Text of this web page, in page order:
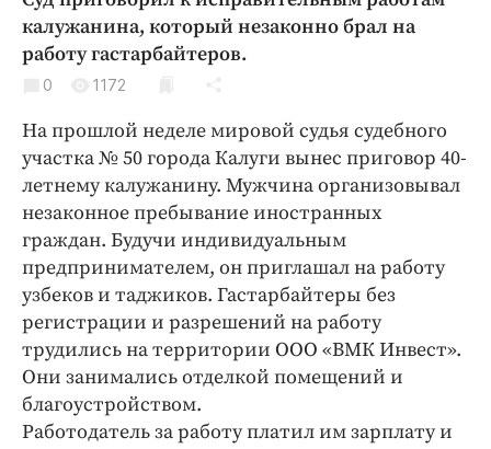
Криминал
Культура
Недвижимость и ЖКХ
Общество
Погода
Праздники
Происшествия
Спорт
Экономика и бизнес
ПРОЕКТЫ
Блоги
Издания
калужанина, который незаконно брал на
работу гастарбайтеров.
0 1172
На прошлой неделе мировой судья судебного
участка № 50 города Калуги вынес приговор 40-
летнему калужанину. Мужчина организовывал
незаконное пребывание иностранных
граждан. Будучи индивидуальным
предпринимателем, он приглашал на работу
узбеков и таджиков. Гастарбайтеры без
регистрации и разрешений на работу
трудились на территории ООО «ВМК Инвест».
Они занимались отделкой помещений и
благоустройством.
Работодатель за работу платил им зарплату и